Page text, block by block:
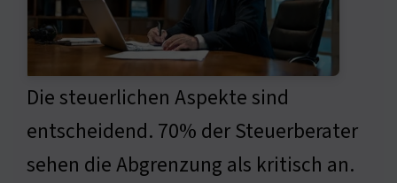
Die steuerlichen Aspekte sind
entscheidend. 70% der Steuerberater
sehen die Abgrenzung als kritisch an.